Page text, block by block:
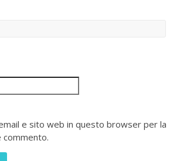
e sito web in questo browser per la
commento.